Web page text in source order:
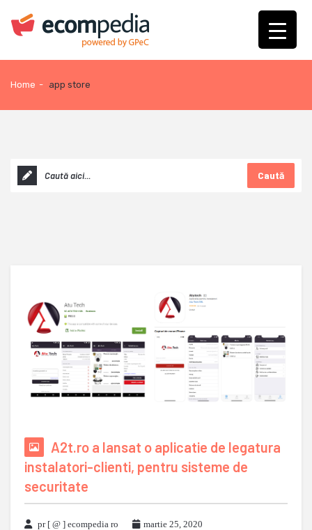
Home - app store
Caută
A2t.ro a lansat o aplicatie de legatura
instalatori-clienti, pentru sisteme de
securitate
pr [ @ ] ecompedia ro
martie 25, 2020